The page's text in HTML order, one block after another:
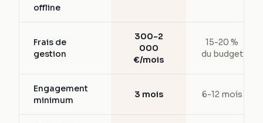
offline
Frais de
gestion
300-2
000
€/mois
15-20 %
du budget
Engagement
minimum
3 mois 6-12 mois